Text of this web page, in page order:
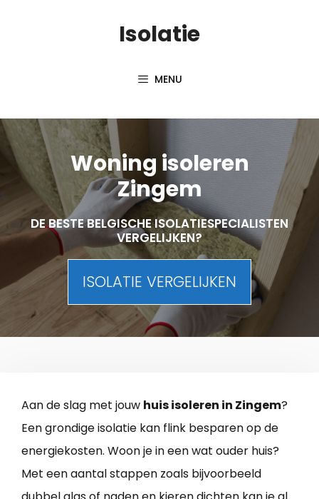
Isolatie
MENU
Woning isoleren
Zingem
DE BESTE BELGISCHE ISOLATIESPECIALISTEN
VERGELIJKEN?
ISOLATIE VERGELIJKEN
Aan de slag met jouw huis isoleren in Zingem?
Een grondige isolatie kan flink besparen op de
energiekosten. Woon je in een wat ouder huis?
Met een aantal stappen zoals bijvoorbeeld